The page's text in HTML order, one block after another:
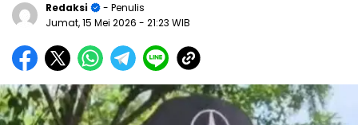
Redaksi
- Penulis
Jumat, 15 Mei 2026 - 21:23 WIB